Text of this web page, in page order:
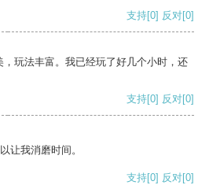
支持[0] 反对[0]
玩法丰富。我已经玩了好几个小时，还
支持[0] 反对[0]
让我消磨时间。
支持[0] 反对[0]